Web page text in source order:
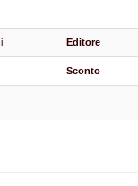
Editore
Sconto